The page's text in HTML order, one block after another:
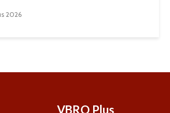
2026
VBRO Plus